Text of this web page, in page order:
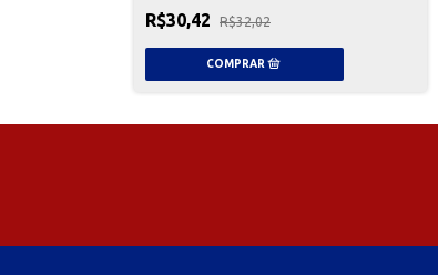
R$30,42 R$32,02